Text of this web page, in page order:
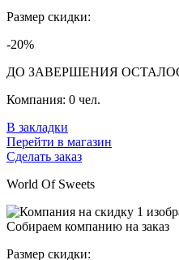
Размер скидки:
-20%
ДО ЗАВЕРШЕНИЯ
Компания: 0 чел.
В закладки
Перейти в магазин
Сделать заказ
World Of Sweets
Собираем компанию на заказ
Размер скидки: